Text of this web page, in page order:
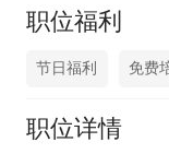
职位福利
节日福利 免费
职位详情